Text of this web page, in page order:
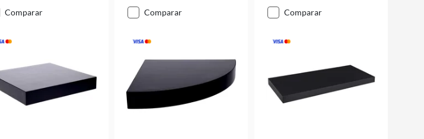
comparar comparar comparar